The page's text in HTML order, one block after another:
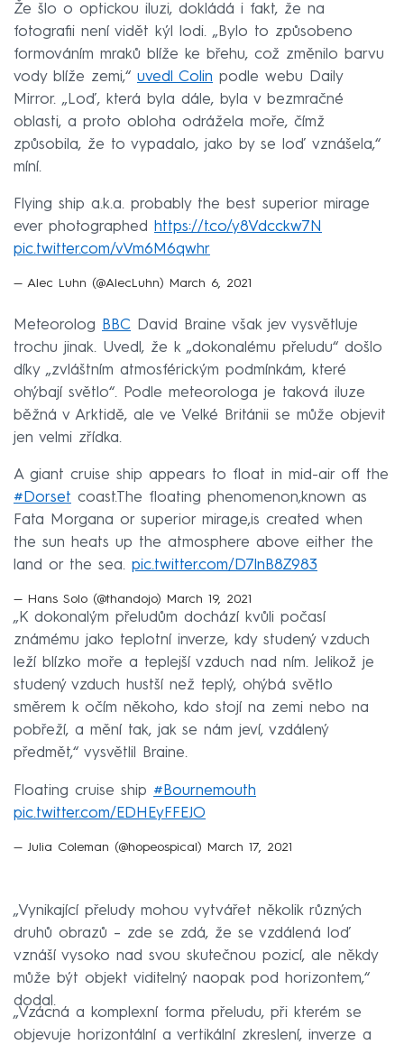
Že šlo o optickou iluzi, dokládá i fakt, že na
fotografii není vidět kýl lodi. „Bylo to způsobeno
formováním mraků blíže ke břehu, což změnilo barvu
vody blíže zemi,“ uvedl Colin podle webu Daily
Mirror. „Loď, která byla dále, byla v bezmračné
oblasti, a proto obloha odrážela moře, čímž
způsobila, že to vypadalo, jako by se loď vznášela,“
míní.
Flying ship a.k.a. probably the best superior mirage
ever photographed
https://t.co/y8Vdcckw7N
pic.twitter.com/vVm6M6qwhr
— Alec Luhn (@AlecLuhn) March 6, 2021
Meteorolog BBC David Braine však jev vysvětluje
trochu jinak. Uvedl, že k „dokonalému přeludu“ došlo
díky „zvláštním atmosférickým podmínkám, které
ohýbají světlo“. Podle meteorologa je taková iluze
běžná v Arktidě, ale ve Velké Británii se může objevit
jen velmi zřídka.
A giant cruise ship appears to float in mid-air off the
#Dorset coast.The floating phenomenon,known as
Fata Morgana or superior mirage,is created when
the sun heats up the atmosphere above either the
land or the sea. pic.twitter.com/D7lnB8Z983
— Hans Solo (@thandojo) March 19, 2021
„K dokonalým přeludům dochází kvůli počasí
známému jako teplotní inverze, kdy studený vzduch
leží blízko moře a teplejší vzduch nad ním. Jelikož je
studený vzduch hustší než teplý, ohýbá světlo
směrem k očím někoho, kdo stojí na zemi nebo na
pobřeží, a mění tak, jak se nám jeví, vzdálený
předmět,“ vysvětlil Braine.
Floating cruise ship #Bournemouth
pic.twitter.com/EDHEyFFEJO
— Julia Coleman (@hopeospical) March 17, 2021
„Vynikající přeludy mohou vytvářet několik různých
druhů obrazů – zde se zdá, že se vzdálená loď
vznáší vysoko nad svou skutečnou pozicí, ale někdy
může být objekt viditelný naopak pod horizontem,“
dodal.
„Vzácná a komplexní forma přeludu, při kterém se
objevuje horizontální a vertikální zkreslení, inverze a